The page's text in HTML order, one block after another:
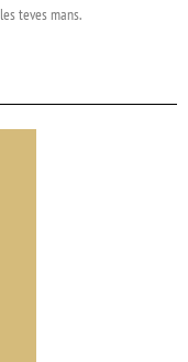
teves mans.